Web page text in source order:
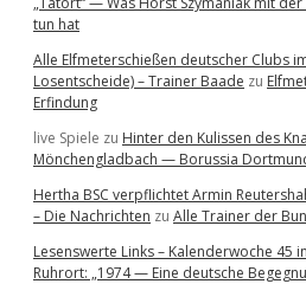
tun hat
Alle Elfmeterschießen deutscher Clubs
Losentscheide) – Trainer Baade zu
Erfindung
live Spiele zu Hinter den Kulissen des
Mönchengladbach — Borussia
Hertha BSC verpflichtet Armin
– Die Nachrichten zu Alle Trainer der
Lesenswerte Links – Kalenderwoche 45
Ruhrort: „1974 — Eine deutsche